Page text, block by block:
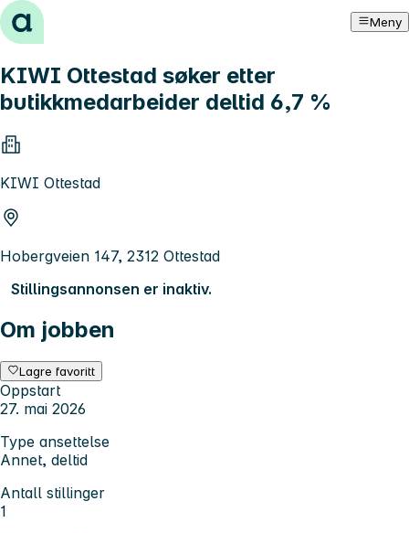
Hopp til innhold Meny
KIWI Ottestad søker etter
butikkmedarbeider deltid 6,7 %
KIWI Ottestad
Hobergveien 147, 2312 Ottestad
Stillingsannonsen er inaktiv.
Om jobben
Lagre favoritt
Oppstart
27. mai 2026
Type ansettelse
Annet, deltid
Antall stillinger
1